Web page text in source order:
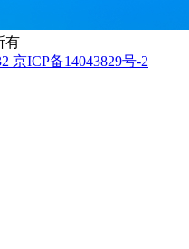
有
京ICP备14043829号-2